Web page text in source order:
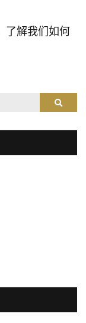
了解我们如何
Search